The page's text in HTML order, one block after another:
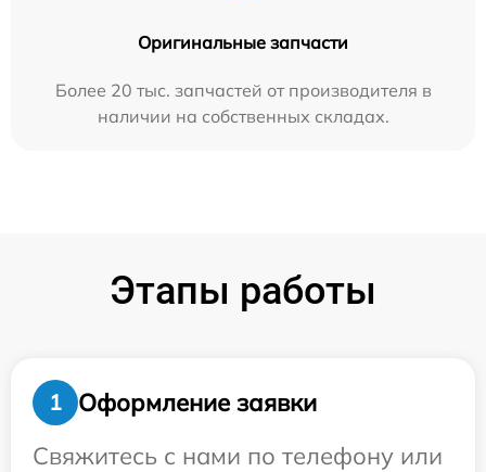
Оригинальные запчасти
Более 20 тыс. запчастей от производителя в
наличии на собственных складах.
Этапы работы
1
Оформление заявки
Свяжитесь с нами по телефону или